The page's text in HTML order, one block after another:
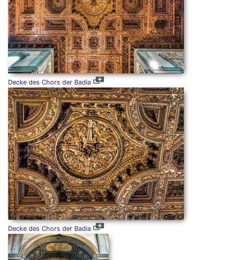
Decke des Chors der Badia
Decke des Chors der Badia